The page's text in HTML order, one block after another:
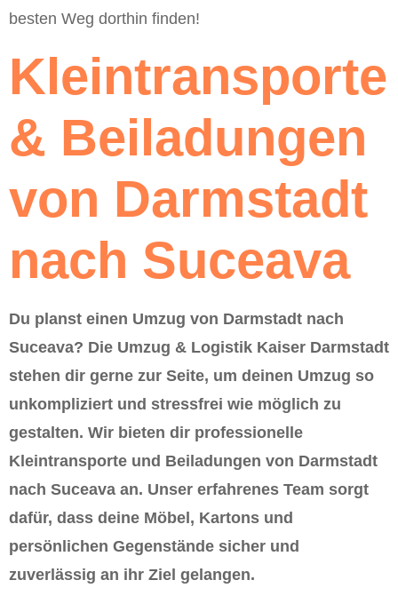
besten Weg dorthin finden!
Kleintransporte
& Beiladungen
von Darmstadt
nach Suceava
Du planst einen Umzug von Darmstadt nach
Suceava? Die Umzug & Logistik Kaiser Darmstadt
stehen dir gerne zur Seite, um deinen Umzug so
unkompliziert und stressfrei wie möglich zu
gestalten. Wir bieten dir professionelle
Kleintransporte und Beiladungen von Darmstadt
nach Suceava an. Unser erfahrenes Team sorgt
dafür, dass deine Möbel, Kartons und
persönlichen Gegenstände sicher und
zuverlässig an ihr Ziel gelangen.